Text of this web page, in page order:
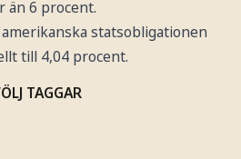
än 6 procent.
statsobligationen
till 4,04 procent.
TAGGAR